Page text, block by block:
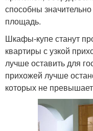
способны
площадь.
Шкафы-купе станут
квартиры с узкой
лучше оставить для
прихожей лучше
которых не